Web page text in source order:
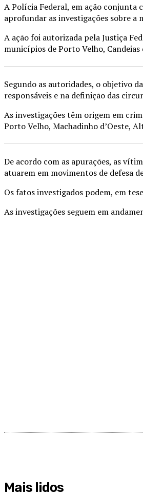
A Polícia Federal, em ação conjunta
aprofundar as investigações sobre a
A ação foi autorizada pela Justiça
municípios de Porto Velho, Candeias
Segundo as autoridades, o objetivo
responsáveis e na definição das
As investigações têm origem em
Porto Velho, Machadinho d’Oeste,
De acordo com as apurações, as
atuarem em movimentos de defesa
Os fatos investigados podem, em
As investigações seguem em
Mais lidos